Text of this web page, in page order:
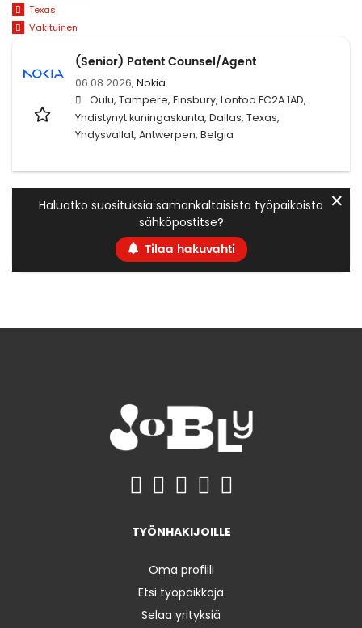
Texas
Vakituinen
(Senior) Patent Counsel/Agent
06.08.2026, Nokia
Oulu, Tampere, Finsbury, Lontoo EC2A 1AD,
Yhdistynyt kuningaskunta, Dallas, Texas,
Yhdysvallat, Antwerpen, Belgia
Haluatko suosituksia samankaltaisista työpaikoista
sähköpostitse?
Tilaa hakuvahti
✕
TYÖNHAKIJOILLE
Oma profiili
Etsi työpaikkoja
Selaa yrityksiä